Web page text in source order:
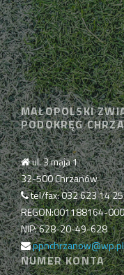
MAŁOPOLSKI
PODOKRĘG
ul. 3 maja 1
32-500 Chrzanów
tel/fax: 032 623 14 25
REGON:001188164-
NIP: 628-20-49-628
ppnchrzanow@wp.pl
NUMER KONTA